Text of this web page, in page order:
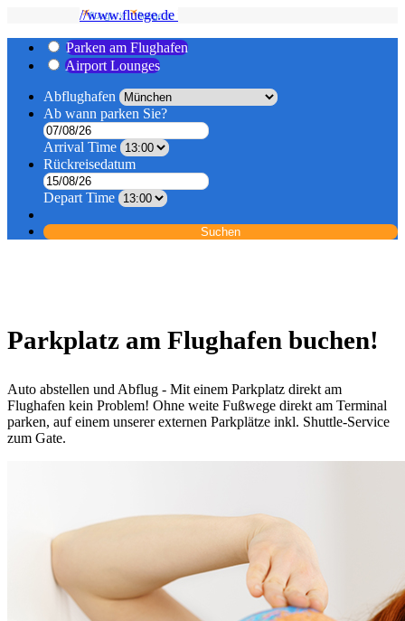
//www.fluege.de
Parken am Flughafen
Airport Lounges
Abflughafen
Ab wann parken Sie?
Arrival Time
Rückreisedatum
Depart Time
Suchen
Parkplatz am Flughafen buchen!
Auto abstellen und Abflug - Mit einem Parkplatz direkt am
Flughafen kein Problem! Ohne weite Fußwege direkt am Terminal
parken, auf einem unserer externen Parkplätze inkl. Shuttle-Service
zum Gate.